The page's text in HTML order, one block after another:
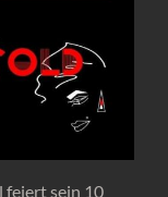
feiert sein 10